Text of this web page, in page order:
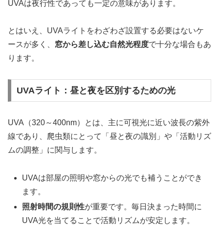
UVAは夜行性であっても一定の意味があります。
とはいえ、UVAライトをわざわざ設置する必要はないケ
ースが多く、 窓から差し込む自然光程度で十分な場合もあ
ります。
UVAライト：昼と夜を区別するための光
UVA（320～400nm）とは、主に可視光に近い波長の紫外
線であり、爬虫類にとって「昼と夜の識別」や「活動リズ
ムの調整」に関与します。
UVAは部屋の照明や窓からの光でも補うことができ
ます。
照射時間の規則性が重要です。毎日決まった時間に
UVA光を当てることで活動リズムが安定します。